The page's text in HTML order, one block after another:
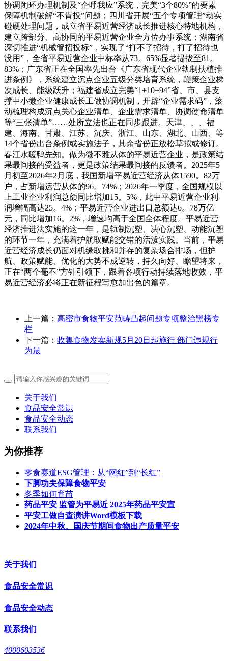
协调闭环办理机制及“企呼我应”系统，完美“3个80%”的要素
保障机制破解“不肯投”问题；四川省开展“五个专项管理”动实
碰硬处理问题，成立省平易近营经济成长推进核心特地机构，
建立跨部分、高协同的平易近营企业全方位办事系统；湖南省
深切推进“机械管招投标”，实现了“打不了招待，打了招待也
没用”，全省平易近营企业中标率从73。65%显著提拔至81。
83%；广东省正在全国率先出台《广东省现代企业轨制扶植推
进条例》，系统建立沉点企业五级分类培育系统，鞭策企业梯
次成长、能级跃升；福建省成立完美“1+10+94”省、市、县支
撑中小微企业健康成长工做协调机制，开辟“企业需求码”，滚
动梳理构成沉点关心企业清单、企业需求清单、协调使命清单
等“三张清单”……处所立法也正在同步跟进。天津、、、福
建、海南、甘肃、江苏、沉庆、浙江、山东、湖北、山西、等
14个省份出台条例或实施法子，其余省份正放松草拟或修订。
春江水暖鸭先知。做为微不雅从体的平易近营企业，是政策结
果最间接的受益者，更是政策结果最间接的反馈者。2025年5
月初至2026年2月底，我国新增平易近营经济从体1590。82万
户，占新增运营从体的96。74%；2026年一季度，全国规模以
上工业企业利润总额同比增加15。5%，此中平易近营企业利
润增幅高达25。4%；平易近营企业进出口总额达6。78万亿
元，同比增加16。2%，增速均高于全国全体程度。平易近营
经济推进法实施的这一年，是轨制沉塑、决心沉塑、动能沉塑
的环节一年，充满着护航取赋能交错的活泼实践。当前，平易
近营经济成长仍面对机缘取挑和并存的复杂场合排场，但护
航、政策赋能、优化的大势不成逆转，持久向好、瞻望将来，
正在“两个毫不”方针引领下，跟着各项行动持续落地收效，平
易近营经济必将正在新征程写愈加出色的篇章。
上一篇： 高密市食物平安范畴凸起问题专项整治黑榜专
栏
下一篇： 收集食物发卖新规5月20日起施行 部门违规行
为最
关于我们
食品安全常识
食品安全动态
联系我们
为你推荐
零食赛道ESG管理：从“网红”到“长红”
下脚功夫保障食物平安
冬季如何育苗
药品平安 监管为平易近 2025年药品平安宣
平安工做自查演讲Word模板下载
2024年中秋、国庆节期间食物出产质量平安
关于我们
食品安全常识
食品安全动态
联系我们
4000603536